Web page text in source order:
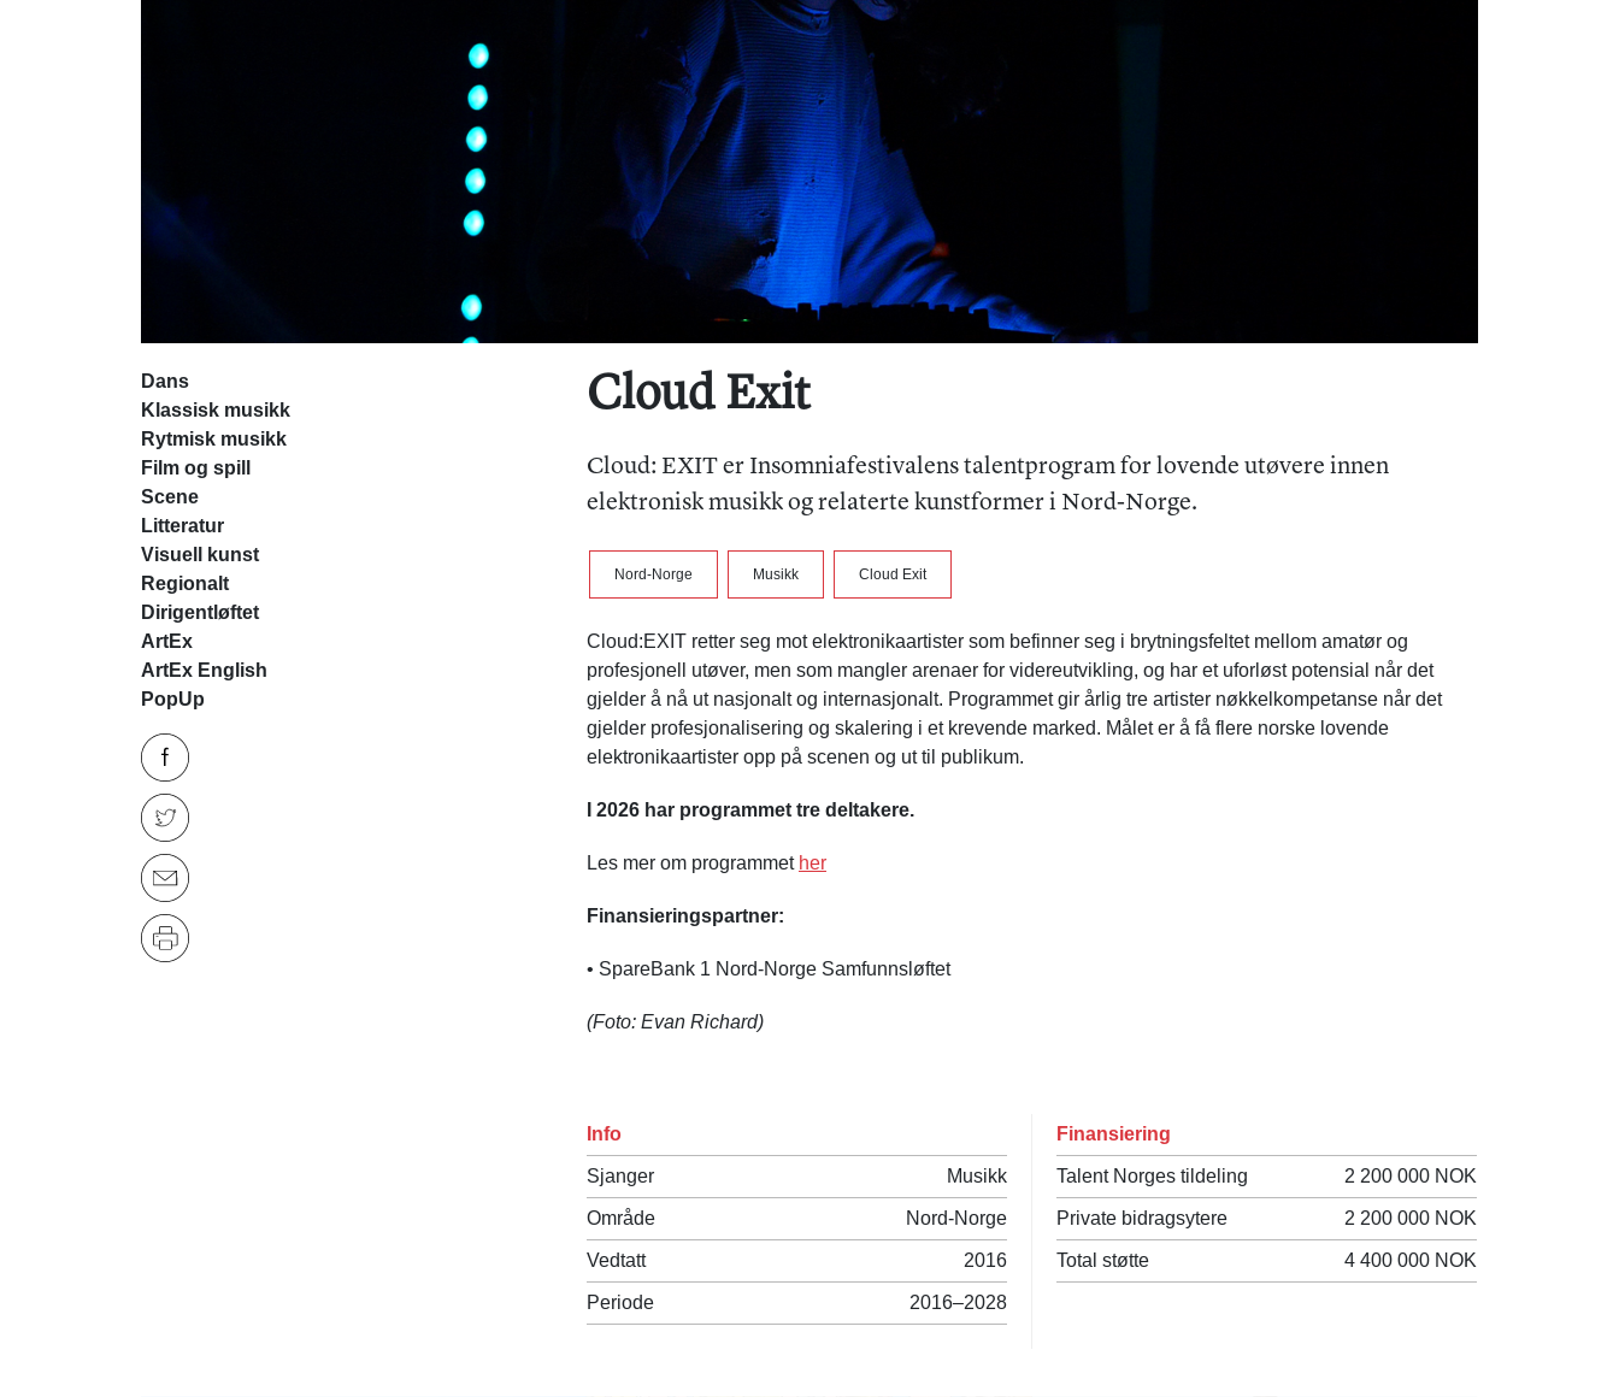
Cloud Exit
Cloud: EXIT er Insomniafestivalens talentprogram for lovende utøvere innen
elektronisk musikk og relaterte kunstformer i Nord-Norge.
Nord-Norge Musikk Cloud Exit
Cloud:EXIT retter seg mot elektronikaartister som befinner seg i brytningsfeltet mellom amatør og
profesjonell utøver, men som mangler arenaer for videreutvikling, og har et uforløst potensial når det
gjelder å nå ut nasjonalt og internasjonalt. Programmet gir årlig tre artister nøkkelkompetanse når det
gjelder profesjonalisering og skalering i et krevende marked. Målet er å få flere norske lovende
elektronikaartister opp på scenen og ut til publikum.
I 2026 har programmet tre deltakere.
Les mer om programmet her
Finansieringspartner:
• SpareBank 1 Nord-Norge Samfunnsløftet
(Foto: Evan Richard)
Info
Sjanger Musikk
Område Nord-Norge
Vedtatt 2016
Periode 2016–2028
Finansiering
Talent Norges tildeling 2 200 000 NOK
Private bidragsytere 2 200 000 NOK
Total støtte 4 400 000 NOK
Dans
Klassisk musikk
Rytmisk musikk
Film og spill
Scene
Litteratur
Visuell kunst
Regionalt
Dirigentløftet
ArtEx
ArtEx English
PopUp